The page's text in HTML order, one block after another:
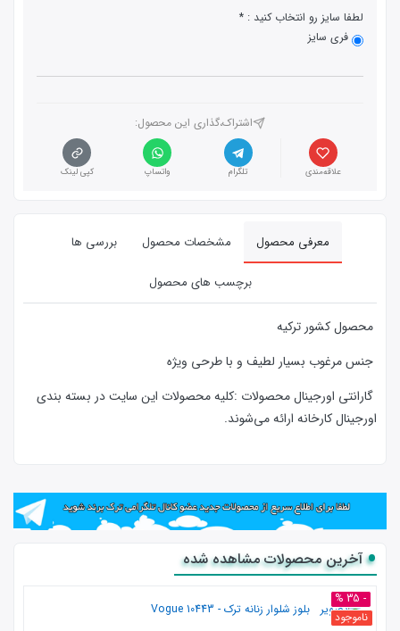
لطفا سایز رو انتخاب کنید :
فری سایز
اشتراک،گذاری این محصول‌:
علاقه‌مندی تلگرام واتساپ کپی لینک
معرفی محصول مشخصات محصول بررسی ها
برچسب های محصول
محصول کشور ترکیه
جنس مرغوب بسیار لطیف و با طرحی ویژه
گارانتی اورجینال محصولات :كليه محصولات این سایت در بسته بندی
اورجینال کارخانه ارائه‌‌ می‌شوند.
آخرین محصولات مشاهده شده
- 35 %
ناموجود